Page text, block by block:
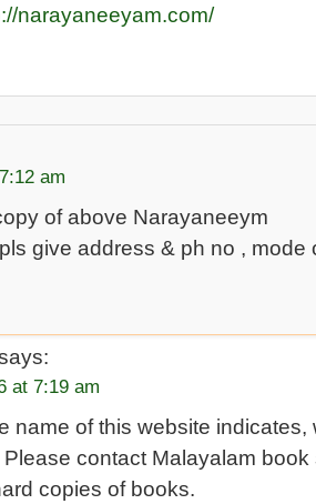
narayaneeyam.com/
am
of above Narayaneeym
give address & ph no , mode
at 7:19 am
name of this website
contact Malayalam book
copies of books.